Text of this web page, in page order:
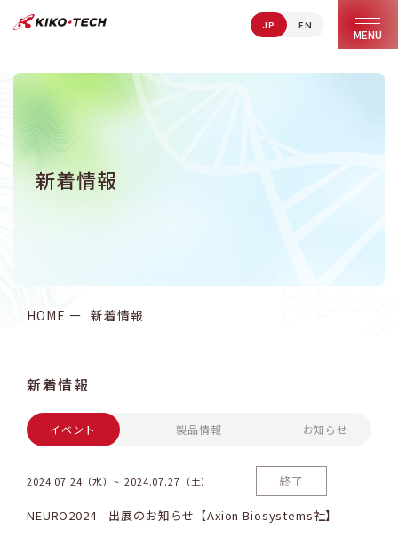
キコーテック株式会社 | ライフサイエンス研究への貢献
JP EN
MENU
新着情報
HOME 新着情報
新着情報
イベント 製品情報 お知らせ
2024.07.24（水） 2024.07.27（土） 終了
NEURO2024 出展のお知らせ【Axion Biosystems社】